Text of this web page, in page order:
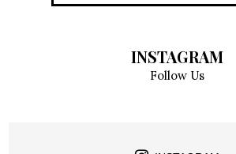
INSTAGRAM
Follow Us